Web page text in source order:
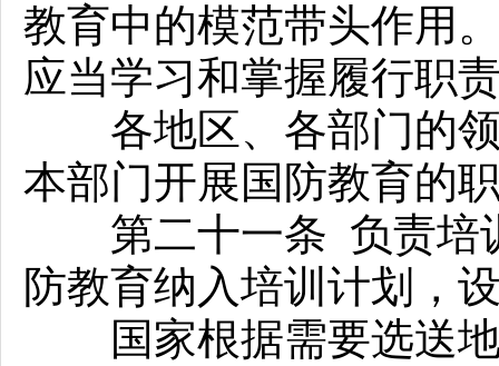
教育中的模范带头作用
应当学习和掌握履行职
各地区、各部门的领
本部门开展国防教育的
第二十一条 负责培训
防教育纳入培训计划，
国家根据需要选送地